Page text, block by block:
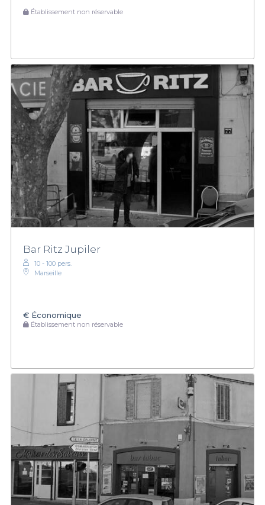
Établissement non réservable
Bar Ritz Jupiler
10 - 100 pers.
Marseille
€ Économique
Établissement non réservable